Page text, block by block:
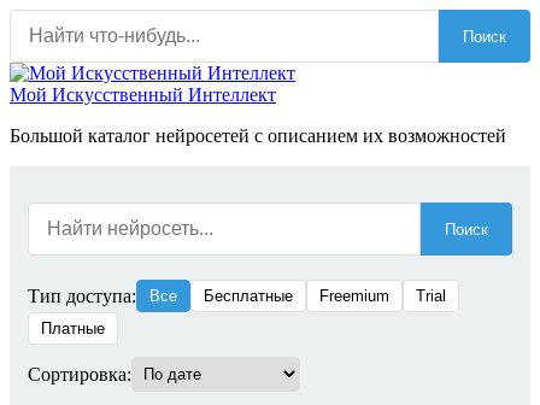
Перейти
содержанию
Поиск
Мой Искусственный Интеллект
Большой каталог нейросетей с описанием их возможностей
Поиск
Тип доступа: Все Бесплатные Freemium
Trial
Платные
Сортировка: